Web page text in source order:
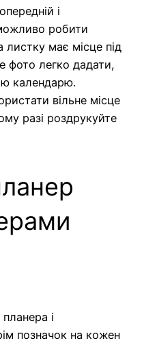
і
робити
листку має місце під
фото легко дадати,
календарю.
вільне місце
разі роздрукуйте
і
позначок на кожен